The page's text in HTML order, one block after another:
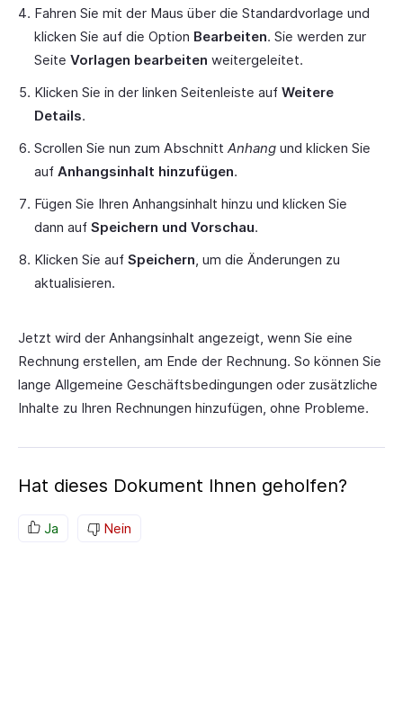
Fahren Sie mit der Maus über die Standardvorlage und
klicken Sie auf die Option Bearbeiten. Sie werden zur
Seite Vorlagen bearbeiten weitergeleitet.
Klicken Sie in der linken Seitenleiste auf Weitere
Details.
Scrollen Sie nun zum Abschnitt Anhang und klicken Sie
auf Anhangsinhalt hinzufügen.
Fügen Sie Ihren Anhangsinhalt hinzu und klicken Sie
dann auf Speichern und Vorschau.
Klicken Sie auf Speichern, um die Änderungen zu
aktualisieren.
Jetzt wird der Anhangsinhalt angezeigt, wenn Sie eine
Rechnung erstellen, am Ende der Rechnung. So können Sie
lange Allgemeine Geschäftsbedingungen oder zusätzliche
Inhalte zu Ihren Rechnungen hinzufügen, ohne Probleme.
Hat dieses Dokument Ihnen geholfen?
Ja Nein